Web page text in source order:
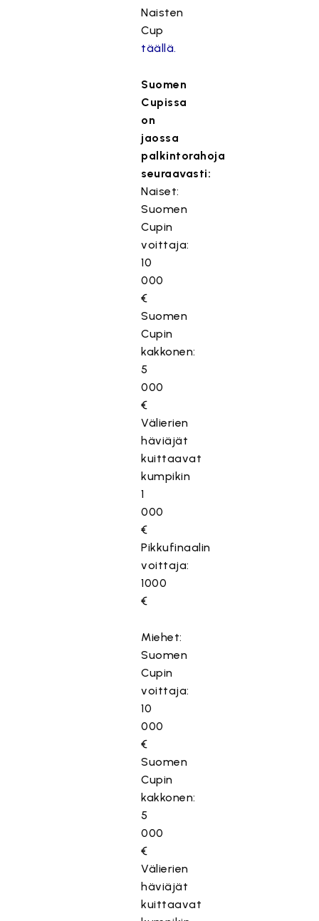
Naisten
Cup
täällä.
Suomen
Cupissa
on
jaossa
palkintorahoja
seuraavasti:
Naiset:
Suomen
Cupin
voittaja:
10
000
€
Suomen
Cupin
kakkonen:
5
000
€
Välierien
häviäjät
kuittaavat
kumpikin
1
000
€
Pikkufinaalin
voittaja:
1000
€
Miehet:
Suomen
Cupin
voittaja:
10
000
€
Suomen
Cupin
kakkonen:
5
000
€
Välierien
häviäjät
kuittaavat